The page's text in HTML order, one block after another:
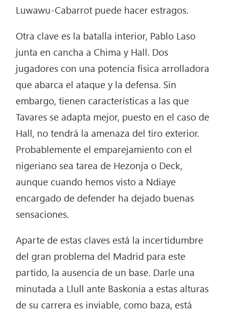
Luwawu-Cabarrot puede hacer estragos.
Otra clave es la batalla interior, Pablo Laso
junta en cancha a Chima y Hall. Dos
jugadores con una potencia física arrolladora
que abarca el ataque y la defensa. Sin
embargo, tienen características a las que
Tavares se adapta mejor, puesto en el caso de
Hall, no tendrá la amenaza del tiro exterior.
Probablemente el emparejamiento con el
nigeriano sea tarea de Hezonja o Deck,
aunque cuando hemos visto a Ndiaye
encargado de defender ha dejado buenas
sensaciones.
Aparte de estas claves está la incertidumbre
del gran problema del Madrid para este
partido, la ausencia de un base. Darle una
minutada a Llull ante Baskonia a estas alturas
de su carrera es inviable, como baza, está